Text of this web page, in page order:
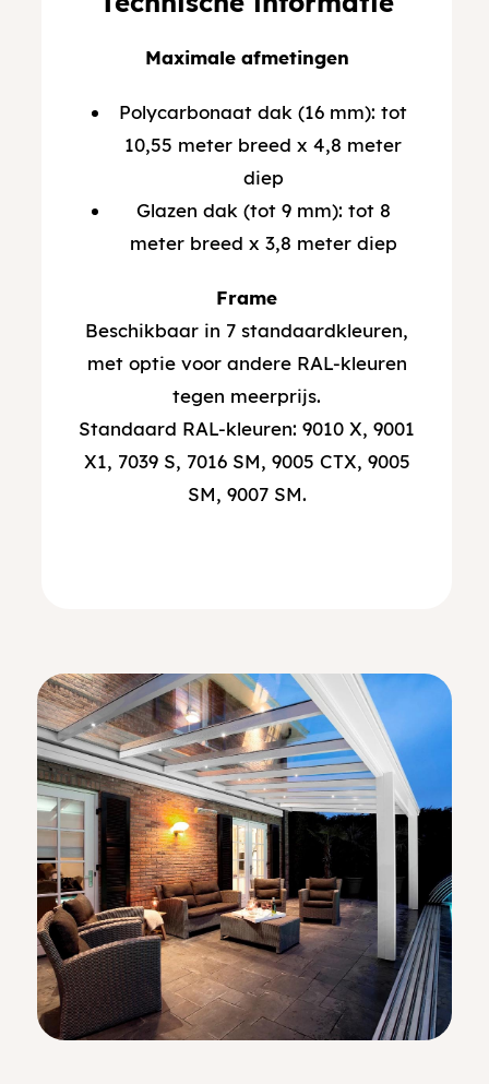
Maximale afmetingen
Polycarbonaat dak (16 mm): tot
10,55 meter breed x 4,8 meter
diep
Glazen dak (tot 9 mm): tot 8
meter breed x 3,8 meter diep
Frame
Beschikbaar in 7 standaardkleuren,
met optie voor andere RAL-kleuren
tegen meerprijs.
Standaard RAL-kleuren: 9010 X, 9001
X1, 7039 S, 7016 SM, 9005 CTX, 9005
SM, 9007 SM.